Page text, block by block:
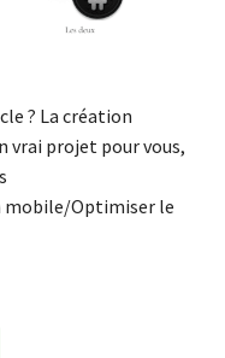
? La création
vrai projet pour vous,
mobile/Optimiser le